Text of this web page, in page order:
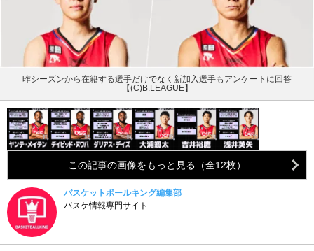
昨シーズンから在籍する選手だけでなく新加入選手もアンケートに回答
【(C)B.LEAGUE】
この記事の画像をもっと見る（全12枚）
バスケットボールキング編集部
バスケ情報専門サイト